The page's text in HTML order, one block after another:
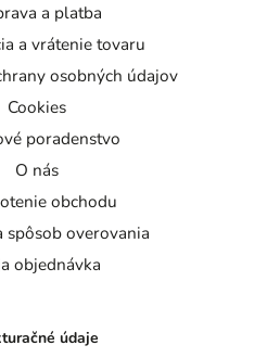
a platba
a vrátenie tovaru
osobných údajov
Cookies
poradenstvo
O nás
obchodu
spôsob overovania
objednávka
údaje